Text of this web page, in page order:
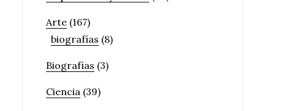
Arte (167)
biografías (8)
Biografías (3)
Ciencia (39)